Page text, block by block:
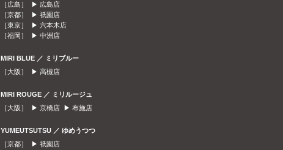
［広島］ ▶ 広島店
［京都］ ▶ 祇園店
［東京］ ▶ 六本木店
［福岡］ ▶ 中洲店
MIRI BLUE ／ ミリブルー
［大阪］ ▶ 高槻店
MIRI ROUGE ／ ミリルージュ
［大阪］ ▶ 京橋店 ▶ 布施店
YUMEUTSUTSU ／ ゆめうつつ
［京都］ ▶ 祇園店